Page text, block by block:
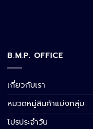
B.M.P. OFFICE
เกี่ยวกับเรา
หมวดหมู่สินค้าแบ่งกลุ่ม
โปรประจำวัน